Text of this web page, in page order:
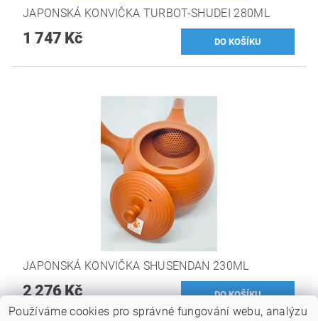
JAPONSKÁ KONVIČKA TURBOT-SHUDEI 280ML
1 747 Kč
JAPONSKÁ KONVIČKA SHUSENDAN 230ML
2 276 Kč
Používáme cookies pro správné fungování webu, analýzu